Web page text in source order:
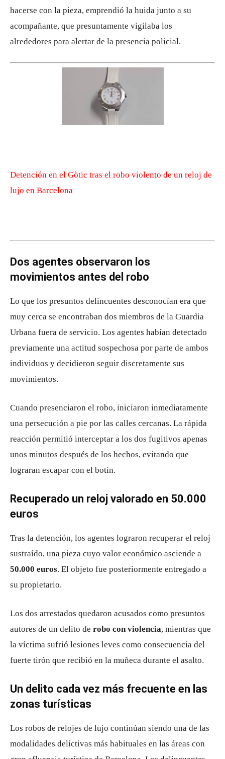
hacerse con la pieza, emprendió la huida junto a su
acompañante, que presuntamente vigilaba los
alrededores para alertar de la presencia policial.
Detención en el Gòtic tras el robo violento de un reloj de
lujo en Barcelona
Dos agentes observaron los
movimientos antes del robo
Lo que los presuntos delincuentes desconocían era que
muy cerca se encontraban dos miembros de la Guardia
Urbana fuera de servicio. Los agentes habían detectado
previamente una actitud sospechosa por parte de ambos
individuos y decidieron seguir discretamente sus
movimientos.
Cuando presenciaron el robo, iniciaron inmediatamente
una persecución a pie por las calles cercanas. La rápida
reacción permitió interceptar a los dos fugitivos apenas
unos minutos después de los hechos, evitando que
lograran escapar con el botín.
Recuperado un reloj valorado en 50.000
euros
Tras la detención, los agentes lograron recuperar el reloj
sustraído, una pieza cuyo valor económico asciende a
50.000 euros. El objeto fue posteriormente entregado a
su propietario.
Los dos arrestados quedaron acusados como presuntos
autores de un delito de robo con violencia, mientras que
la víctima sufrió lesiones leves como consecuencia del
fuerte tirón que recibió en la muñeca durante el asalto.
Un delito cada vez más frecuente en las
zonas turísticas
Los robos de relojes de lujo continúan siendo una de las
modalidades delictivas más habituales en las áreas con